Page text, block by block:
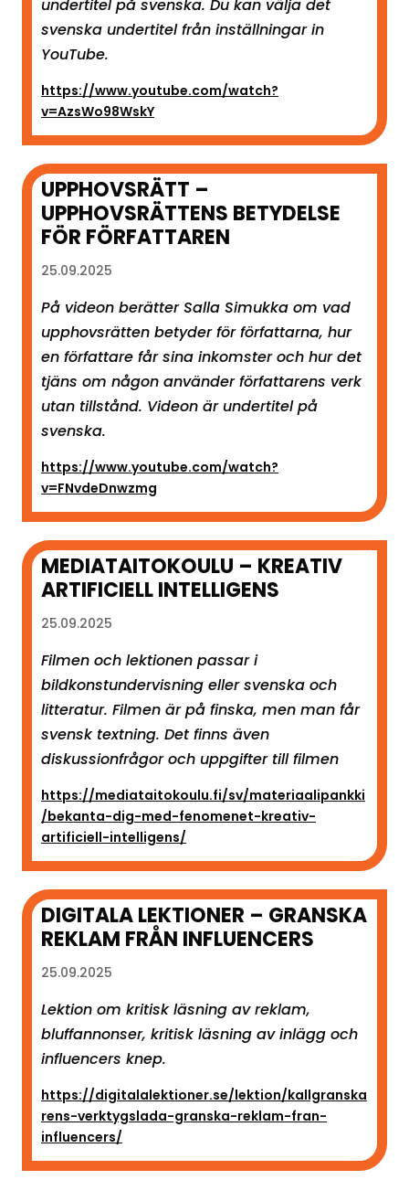
undertitel på svenska. Du kan välja det
svenska undertitel från inställningar in
YouTube.
https://www.youtube.com/watch?
v=AzsWo98WskY
UPPHOVSRÄTT –
UPPHOVSRÄTTENS BETYDELSE
FÖR FÖRFATTAREN
25.09.2025
På videon berätter Salla Simukka om vad
upphovsrätten betyder för författarna, hur
en författare får sina inkomster och hur det
tjäns om någon använder författarens verk
utan tillstånd. Videon är undertitel på
svenska.
https://www.youtube.com/watch?
v=FNvdeDnwzmg
MEDIATAITOKOULU – KREATIV
ARTIFICIELL INTELLIGENS
25.09.2025
Filmen och lektionen passar i
bildkonstundervisning eller svenska och
litteratur. Filmen är på finska, men man får
svensk textning. Det finns även
diskussionfrågor och uppgifter till filmen
https://mediataitokoulu.fi/sv/materiaalipankki
/bekanta-dig-med-fenomenet-kreativ-
artificiell-intelligens/
DIGITALA LEKTIONER – GRANSKA
REKLAM FRÅN INFLUENCERS
25.09.2025
Lektion om kritisk läsning av reklam,
bluffannonser, kritisk läsning av inlägg och
influencers knep.
https://digitalalektioner.se/lektion/kallgranska
rens-verktygslada-granska-reklam-fran-
influencers/